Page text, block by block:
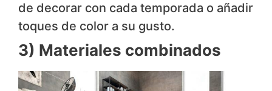
de decorar con cada temporada o añadir
toques de color a su gusto.
3) Materiales combinados